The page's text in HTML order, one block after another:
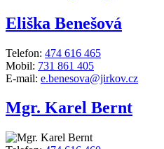
Eliška Benešová
Telefon: 474 616 465
Mobil: 731 861 405
E-mail: e.benesova@jirkov.cz
Mgr. Karel Bernt